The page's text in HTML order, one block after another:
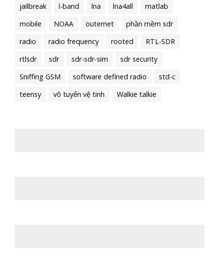
jailbreak
l-band lna lna4all
matlab
mobile
NOAA outernet
phần mềm sdr
radio
radio frequency rooted
RTL-SDR
rtlsdr
sdr sdr-sdr-sim
sdr security
Sniffing GSM
software defined radio
std-c
teensy
vô tuyến vệ tinh Walkie talkie